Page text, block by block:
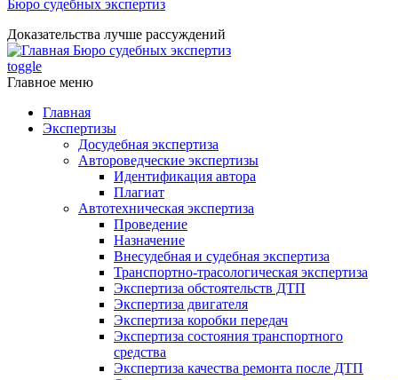
Бюро судебных экспертиз
Доказательства лучше рассуждений
Бюро судебных экспертиз
toggle
Главное меню
Главная
Экспертизы
Досудебная экспертиза
Автороведческие экспертизы
Идентификация автора
Плагиат
Автотехническая экспертиза
Проведение
Назначение
Внесудебная и судебная экспертиза
Транспортно-трасологическая экспертиза
Экспертиза обстоятельств ДТП
Экспертиза двигателя
Экспертиза коробки передач
Экспертиза состояния транспортного
средства
Экспертиза качества ремонта после ДТП